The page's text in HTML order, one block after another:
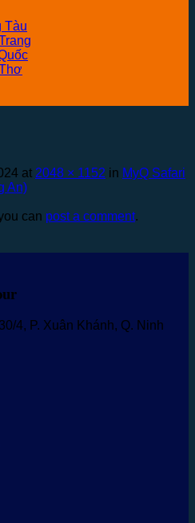
Tàu
at 2048 × 1152 in MyQ Safari
An)
can post a comment.
4, P. Xuân Khánh, Q. Ninh